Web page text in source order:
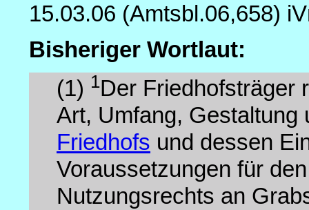
15.03.06 (Amtsbl.06,658)
Bisheriger Wortlaut:
(1) 1Der Friedhofsträger
Art, Umfang, Gestaltung
Friedhofs und dessen
Voraussetzungen für
Nutzungsrechts an